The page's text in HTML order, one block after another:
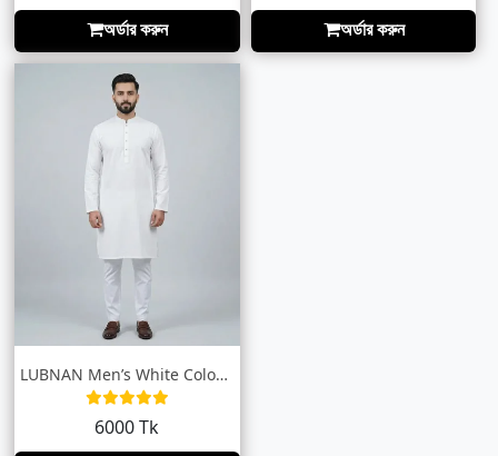
অর্ডার করুন
অর্ডার করুন
LUBNAN Men’s White Color Slim Fit Premiu...
6000 Tk